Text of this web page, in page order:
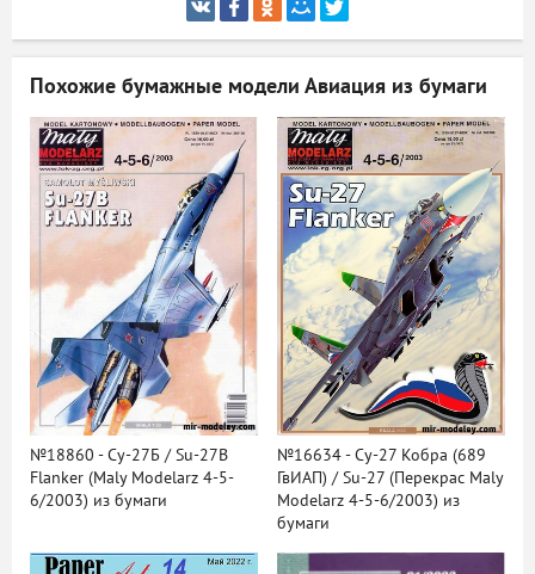
Похожие бумажные модели Авиация из бумаги
№18860 - Су-27Б / Su-27B
Flanker (Maly Modelarz 4-5-
6/2003) из бумаги
№16634 - Су-27 Кобра (689
ГвИАП) / Su-27 (Перекрас Maly
Modelarz 4-5-6/2003) из
бумаги